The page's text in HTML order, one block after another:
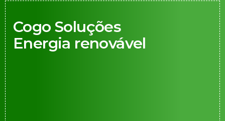
Cogo Soluções
Energia renovável